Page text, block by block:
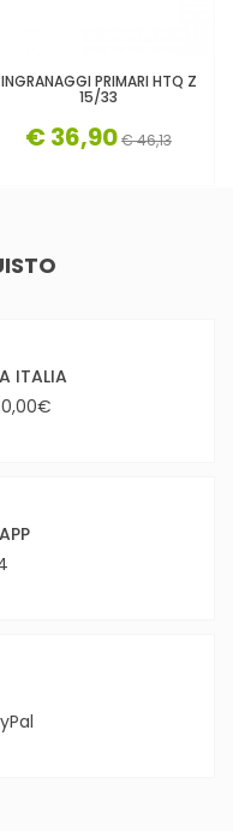
INGRANAGGI PRIMARI HTQ Z
15/33
€ 36,90€ 46,13
ITALIA